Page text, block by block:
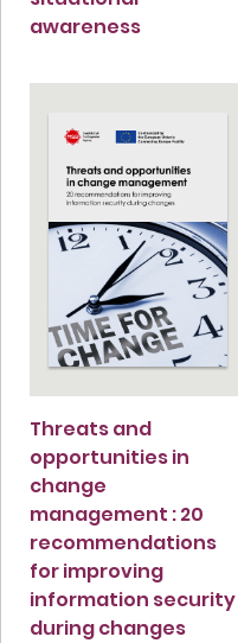
awareness
Threats and
opportunities in
change
management : 20
recommendations
for improving
information security
during changes